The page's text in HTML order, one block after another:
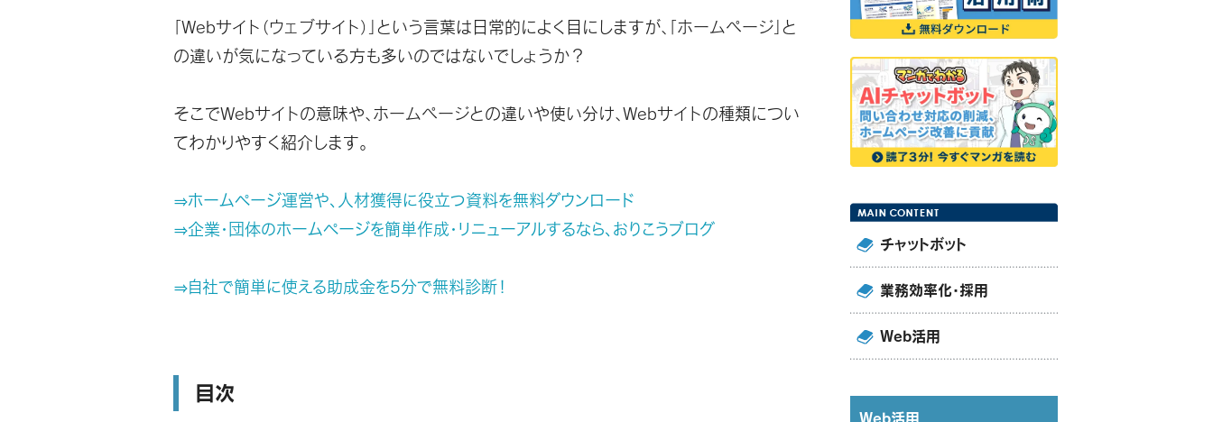
「Webサイト（ウェブサイト）」という言葉は日常的によく目にしますが、「ホームページ」と
の違いが気になっている方も多いのではないでしょうか？
そこでWebサイトの意味や、ホームページとの違いや使い分け、Webサイトの種類につい
てわかりやすく紹介します。
⇒ホームページ運営や、人材獲得に役立つ資料を無料ダウンロード
⇒企業・団体のホームページを簡単作成・リニューアルするなら、おりこうブログ
⇒自社で簡単に使える助成金を5分で無料診断！
目次
チャットボット
業務効率化・採用
Web活用
Web活用